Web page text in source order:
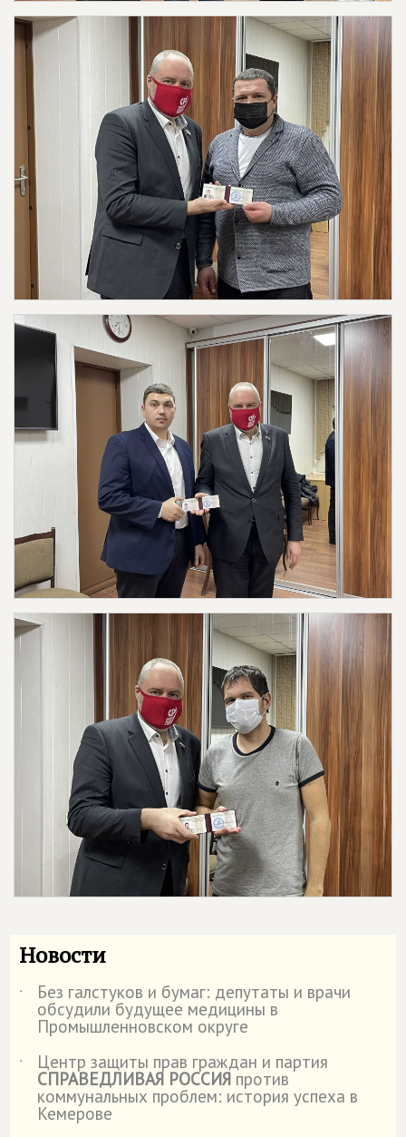
Новости
˙ Без галстуков и бумаг: депутаты и врачи
обсудили будущее медицины в
Промышленновском округе
˙
Центр защиты прав граждан и партия
СПРАВЕДЛИВАЯ РОССИЯ против
коммунальных проблем: история успеха в
Кемерове